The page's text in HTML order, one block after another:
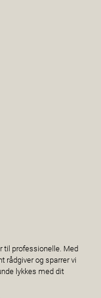
til professionelle. Med
rådgiver og sparrer vi
lykkes med dit